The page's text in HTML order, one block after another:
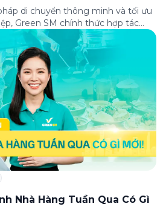
di chuyển thông minh và tối ưu
Green SM chính thức hợp tác
chương trình ưu đãi dành riêng cho
Doanh nghiệp Green Business.
doanh nghiệp có thể tận hưởng
Nhà Hàng Tuần Qua Có Gì